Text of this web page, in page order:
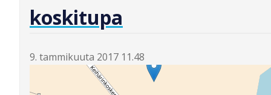
koskitupa
9. tammikuuta 2017 11.48